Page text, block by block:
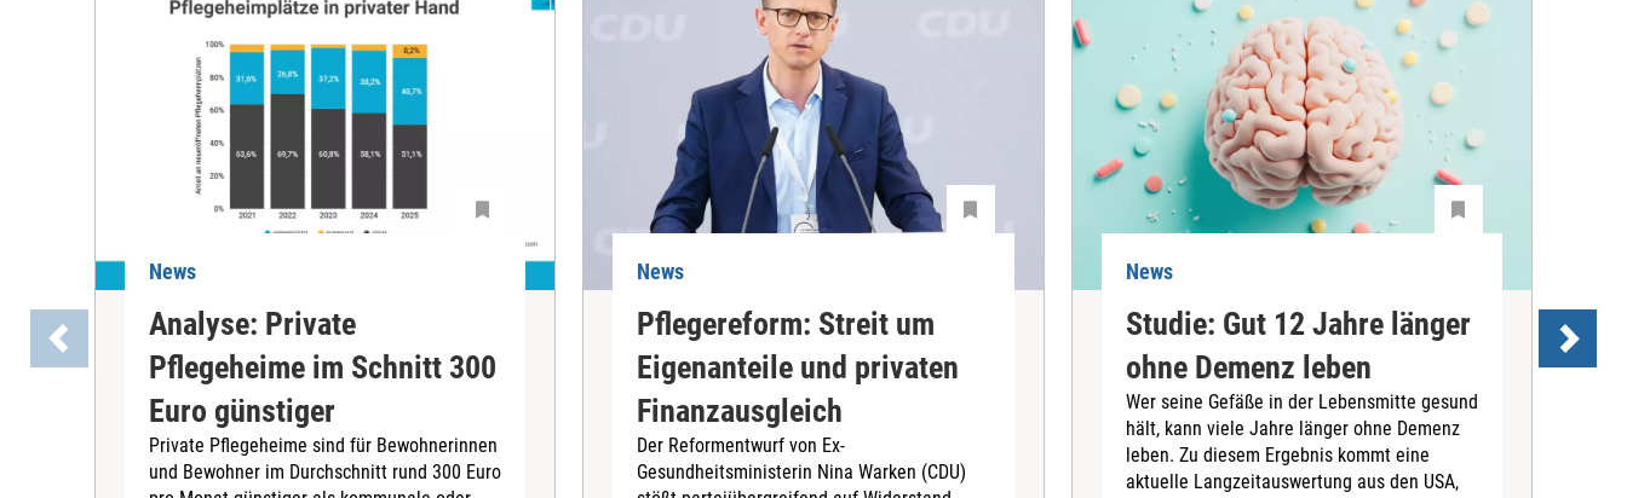
News
Analyse: Private
Pflegeheime im Schnitt 300
Euro günstiger
Private Pflegeheime sind für Bewohnerinnen
und Bewohner im Durchschnitt rund 300 Euro
News
Pflegereform: Streit um
Eigenanteile und privaten
Finanzausgleich
Der Reformentwurf von Ex-
Gesundheitsministerin Nina Warken (CDU)
News
Studie: Gut 12 Jahre länger
ohne Demenz leben
Wer seine Gefäße in der Lebensmitte gesund
hält, kann viele Jahre länger ohne Demenz
leben. Zu diesem Ergebnis kommt eine
aktuelle Langzeitauswertung aus den USA,